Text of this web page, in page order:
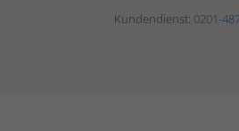
Kundendienst: 0201-